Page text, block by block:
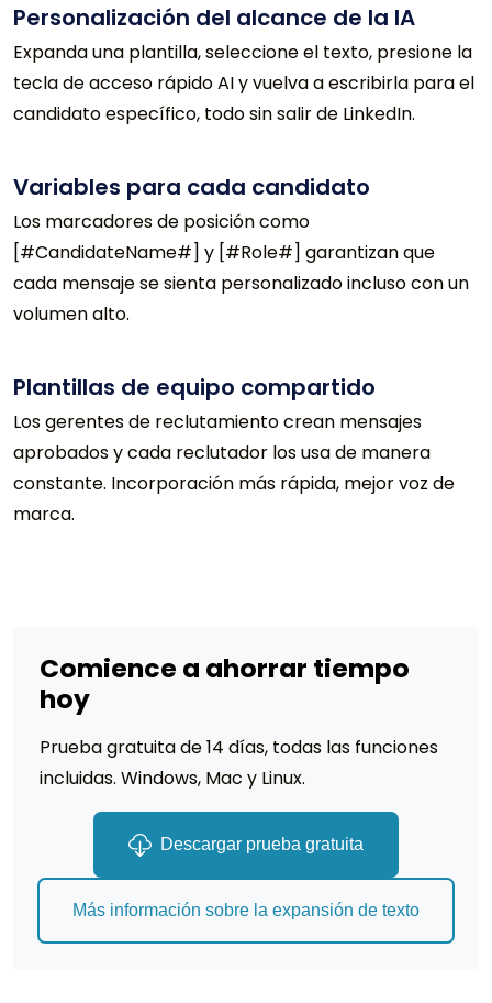
Personalización del alcance de la IA
Expanda una plantilla, seleccione el texto, presione la
tecla de acceso rápido AI y vuelva a escribirla para el
candidato específico, todo sin salir de LinkedIn.
Variables para cada candidato
Los marcadores de posición como
[#CandidateName#] y [#Role#] garantizan que
cada mensaje se sienta personalizado incluso con un
volumen alto.
Plantillas de equipo compartido
Los gerentes de reclutamiento crean mensajes
aprobados y cada reclutador los usa de manera
constante. Incorporación más rápida, mejor voz de
marca.
Comience a ahorrar tiempo
hoy
Prueba gratuita de 14 días, todas las funciones
incluidas. Windows, Mac y Linux.
Descargar prueba gratuita
Más información sobre la expansión de texto